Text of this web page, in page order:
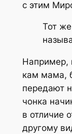
с этим
Тот
Напри­мер,
кам мама,
пере­да­ют
чон­ка
в отли­чие
дру­го­му